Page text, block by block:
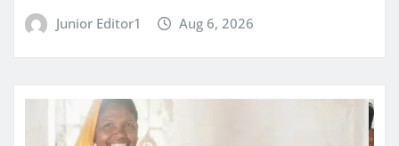
Junior Editor1 Aug 6, 2026